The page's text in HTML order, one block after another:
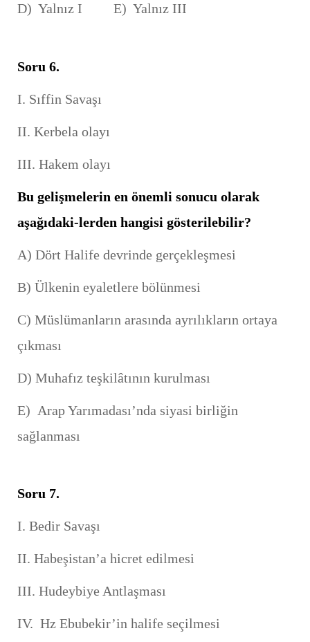
D) Yalnız I E) Yalnız III
Soru 6.
I. Sıffin Savaşı
II. Kerbela olayı
III. Hakem olayı
Bu gelişmelerin en önemli sonucu olarak
aşağıdaki-lerden hangisi gösterilebilir?
A) Dört Halife devrinde gerçekleşmesi
B) Ülkenin eyaletlere bölünmesi
C) Müslümanların arasında ayrılıkların ortaya
çıkması
D) Muhafız teşkilâtının kurulması
E) Arap Yarımadası’nda siyasi birliğin
sağlanması
Soru 7.
I. Bedir Savaşı
II. Habeşistan’a hicret edilmesi
III. Hudeybiye Antlaşması
IV. Hz Ebubekir’in halife seçilmesi